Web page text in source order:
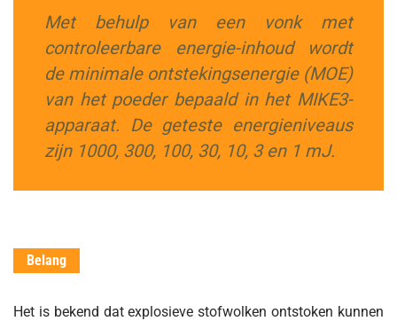
Met behulp van een vonk met
controleerbare energie-inhoud wordt
de minimale ontstekingsenergie (MOE)
van het poeder bepaald in het MIKE3-
apparaat. De geteste energieniveaus
zijn 1000, 300, 100, 30, 10, 3 en 1 mJ.
Belang
Het is bekend dat explosieve stofwolken ontstoken kunnen